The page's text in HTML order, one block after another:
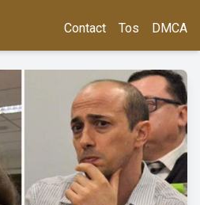
Contact Tos DMCA